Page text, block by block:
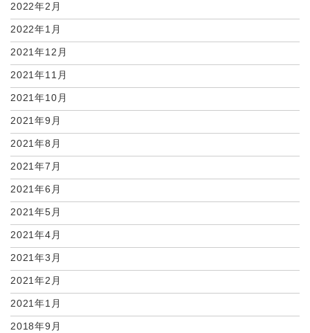
2022年2月
2022年1月
2021年12月
2021年11月
2021年10月
2021年9月
2021年8月
2021年7月
2021年6月
2021年5月
2021年4月
2021年3月
2021年2月
2021年1月
2018年9月